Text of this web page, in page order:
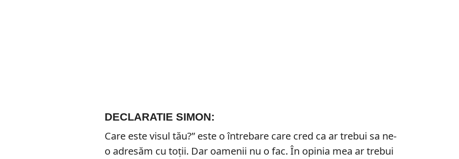
DECLARATIE SIMON:
Care este visul tău?” este o întrebare care cred ca ar trebui sa ne-
o adresăm cu toții. Dar oamenii nu o fac. În opinia mea ar trebui